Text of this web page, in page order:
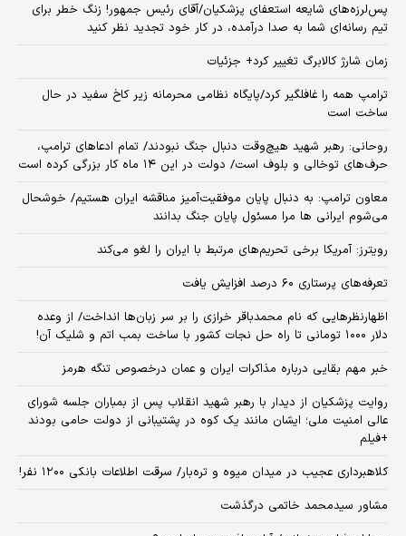
پس‌لرزه‌های شایعه استعفای پزشکیان/آقای رئیس جمهور! زنگ خطر برای
تیم رسانه‌ای شما به صدا درآمده، در کار خود تجدید نظر کنید
زمان شارژ کالابرگ تغییر کرد+ جزئیات
ترامپ همه را غافلگیر کرد/پایگاه نظامی محرمانه زیر کاخ سفید در حال
ساخت است
روحانی: رهبر شهید هیچ‌وقت دنبال جنگ نبودند/ تمام ادعاهای ترامپ،
حرف‌های توخالی و بلوف است/ دولت در این ۱۴ ماه کار بزرگی کرده است
معاون ترامپ: به دنبال پایان موفقیت‌آمیز مناقشه ایران هستیم/ خوشحال
می‌شوم ایرانی ها مرا مسئول پایان جنگ بدانند
رویترز: آمریکا برخی تحریم‌های مرتبط با ایران را لغو می‌کند
تعرفه‌های پرستاری ۶۰ درصد افزایش یافت
اظهارنظرهایی که نام محمدباقر خرازی را بر سر زبان‌ها انداخت/ از وعده
دلار ۱۰۰۰ تومانی تا راه حل نجات کشور با ساخت بمب اتم و شلیک آن!
خبر مهم بقایی درباره مذاکرات ایران و عمان درخصوص تنگه هرمز
روایت پزشکیان از دیدار با رهبر شهید انقلاب پس از بمباران جلسه شورای
عالی امنیت ملی؛ ایشان مانند یک کوه در پشتیبانی از دولت حامی بودند
+فیلم
کلاهبرداری عجیب در میدان میوه و تره‌بار/ سرقت اطلاعات بانکی ۱۲۰۰ نفر!
مشاور سیدمحمد خاتمی درگذشت